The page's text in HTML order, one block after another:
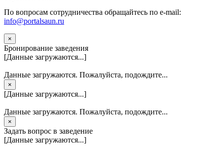
По вопросам сотрудничества обращайтесь по e-mail:
info@portalsaun.ru
×
Бронирование заведения
[Данные загружаются...]
Данные загружаются. Пожалуйста, подождите...
×
[Данные загружаются...]
Данные загружаются. Пожалуйста, подождите...
×
Задать вопрос в заведение
[Данные загружаются...]